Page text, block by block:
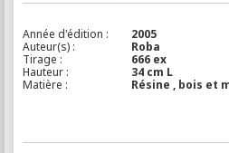
Année d'édition :
2005
Auteur(s) :
Roba
Tirage :
666 ex
Hauteur :
34 cm L
Matière :
Résine , bois et